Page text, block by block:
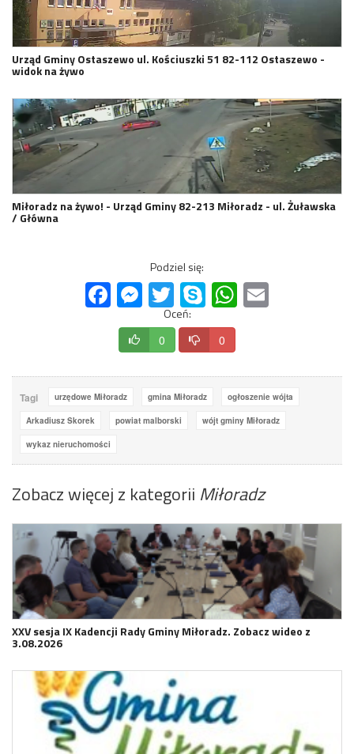
Urząd Gminy Ostaszewo ul. Kościuszki 51 82-112 Ostaszewo -
widok na żywo
Miłoradz na żywo! - Urząd Gminy 82-213 Miłoradz - ul. Żuławska
/ Główna
Podziel się:
FacebookMessenger
Twitter Skype WhatsApp
Oceń:
0 0
Tagi urzędowe Miłoradz gmina Miłoradz ogłoszenie wójta
Arkadiusz Skorek powiat malborski wójt gminy Miłoradz
wykaz nieruchomości
Zobacz więcej z kategorii Miłoradz
XXV sesja IX Kadencji Rady Gminy Miłoradz. Zobacz wideo z
3.08.2026